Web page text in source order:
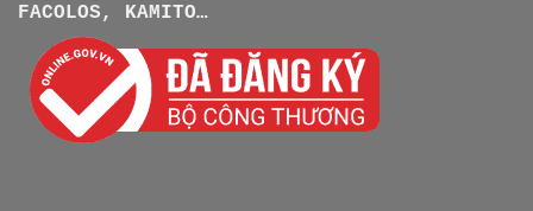
FACOLOS, KAMITO…